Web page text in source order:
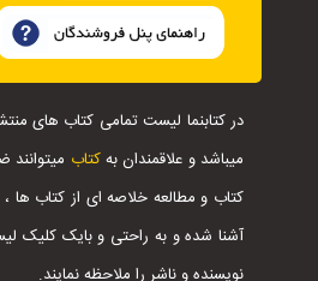
در کتابنما لیست تمامی کتاب های
میباشد و علاقمندان بهکتاب
کتاب و مطالعه خلاصه ای از کتاب ها ،
آشنا شده و به راحتی و بایک کلیک
نویسنده و ناشر را ملاحظه نمایند.